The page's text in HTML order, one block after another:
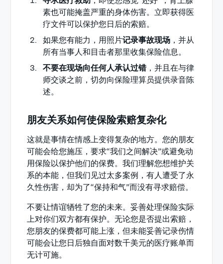
素也可能掩盖严重的身体伤害。立即获得医
疗文件可以保护您日后的索赔。
如果您有能力，用照片记录事故现场 ，并从
所有当事人和目击者那里收集保险信息。
不要在现场向任何人承认过错，并且在与律
师交谈之前，切勿向保险理算员提供录音陈
述。
朋友关系如何使保险索赔复杂化
这就是事情在情感上变得复杂的地方。您的朋友
可能会给您施压，要求“我们之间解决”或避免动
用保险以保护他们的保费。我们理解您想维护关
系的本能，但我们见过太多案例，有人遭受了永
久性伤害，却为了“保持和气”而没有寻求赔偿。
不要让情谊牺牲了您的未来。妥善处理保险实际
上对你们双方都有保护。无论您是否提出索赔，
您朋友的保费都可能上涨，但未能妥善记录伤情
可能会让您日后独自面对数千美元的医疗账单而
无计可施。